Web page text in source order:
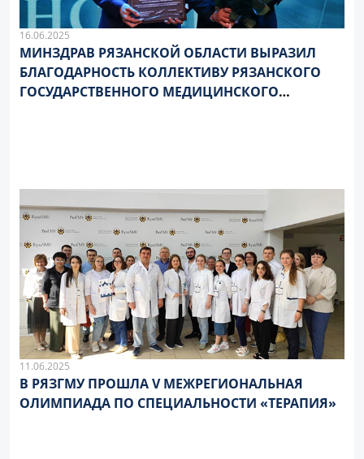
16.06.2025
МИНЗДРАВ РЯЗАНСКОЙ ОБЛАСТИ ВЫРАЗИЛ
БЛАГОДАРНОСТЬ КОЛЛЕКТИВУ РЯЗАНСКОГО
ГОСУДАРСТВЕННОГО МЕДИЦИНСКОГО
11.06.2025
В РЯЗГМУ ПРОШЛА V МЕЖРЕГИОНАЛЬНАЯ
ОЛИМПИАДА ПО СПЕЦИАЛЬНОСТИ «ТЕРАПИЯ»